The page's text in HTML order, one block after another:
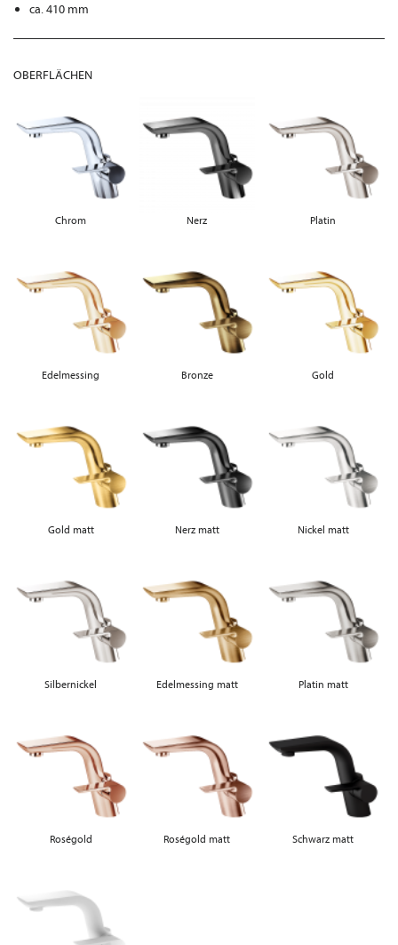
ca. 410 mm
OBERFLÄCHEN
Chrom Nerz Platin
Edelmessing Bronze Gold
Gold matt Nerz matt Nickel matt
Silbernickel Edelmessing matt Platin matt
Roségold Roségold matt Schwarz matt